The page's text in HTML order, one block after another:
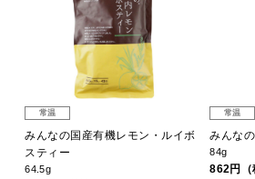
常温
みんなの国産有機レモン・ルイボ
スティー
64.5g
常温
みんな
84g
862円（